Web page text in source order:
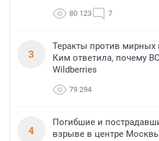
80 123 7
3
Теракты против мирных
Ким ответила, почему
Wildberries
79 294
4
Погибшие и
взрыве в центре